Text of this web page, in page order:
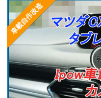
車載自作改造